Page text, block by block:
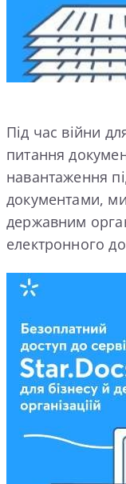
Під час війни
питання
навантаження
документами,
державним
електронного